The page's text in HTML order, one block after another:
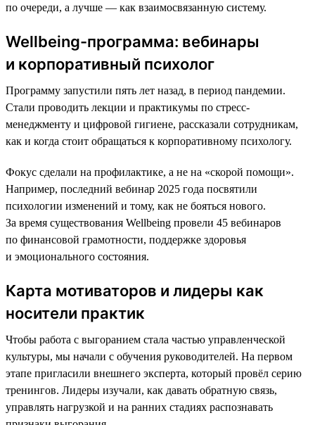
по очереди, а лучше — как взаимосвязанную систему.
Wellbeing-программа: вебинары
и корпоративный психолог
Программу запустили пять лет назад, в период пандемии.
Стали проводить лекции и практикумы по стресс-
менеджменту и цифровой гигиене, рассказали сотрудникам,
как и когда стоит обращаться к корпоративному психологу.
Фокус сделали на профилактике, а не на «скорой помощи».
Например, последний вебинар 2025 года посвятили
психологии изменений и тому, как не бояться нового.
За время существования Wellbeing провели 45 вебинаров
по финансовой грамотности, поддержке здоровья
и эмоционального состояния.
Карта мотиваторов и лидеры как
носители практик
Чтобы работа с выгоранием стала частью управленческой
культуры, мы начали с обучения руководителей. На первом
этапе пригласили внешнего эксперта, который провёл серию
тренингов. Лидеры изучали, как давать обратную связь,
управлять нагрузкой и на ранних стадиях распознавать